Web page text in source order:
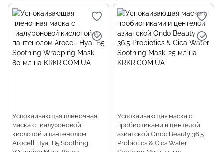
Успокаивающая пленочная
маска с гиалуроновой
кислотой и пантенолом
Arocell Hyal B5 Soothing
Успокаивающая маска с
пробиотиками и центелой
азиатской Ondo Beauty 36.5
Probiotics & Cica Water